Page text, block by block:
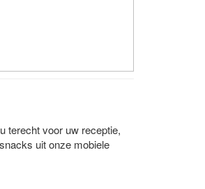
terecht voor uw receptie,
uit onze mobiele